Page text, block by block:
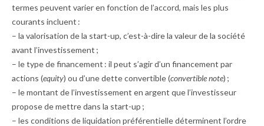
termes peuvent varier en fonction de l’accord, mais les plus
courants incluent :
– la valorisation de la start-up, c’est-à-dire la valeur de la société
avant l’investissement ;
– le type de financement : il peut s’agir d’un financement par
actions (equity) ou d’une dette convertible (convertible note) ;
– le montant de l’investissement en argent que l’investisseur
propose de mettre dans la start-up ;
– les conditions de liquidation préférentielle déterminent l’ordre